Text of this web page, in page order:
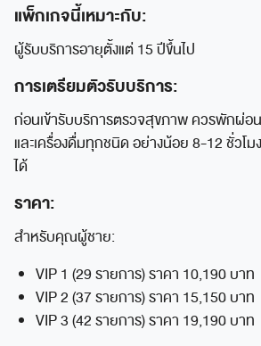
แพ็กเกจนี้เหมาะกับ:
ผู้รับบริการอายุตั้งแต่ 15 ปีขึ้นไป
การเตรียมตัวรับบริการ:
ก่อนเข้ารับบริการตรวจสุขภาพ ควรพักผ่อ
และเครื่องดื่มทุกชนิด อย่างน้อย 8-12 ชั่วโ
ได้
ราคา:
สำหรับคุณผู้ชาย:
VIP 1 (29 รายการ) ราคา 10,190 บาท
VIP 2 (37 รายการ) ราคา 15,150 บาท
VIP 3 (42 รายการ) ราคา 19,190 บาท